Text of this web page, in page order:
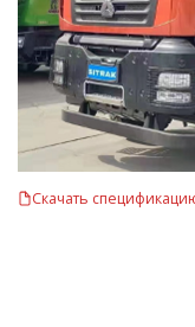
Скачать